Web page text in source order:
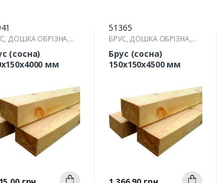
ДОШКА ОБРІЗНА,
(сосна)
мм
Швидкий
51365
БРУС, ДОШКА ОБРІЗНА,
РЕЙКА
Брус (сосна)
150х150х4500 мм
Швидкий
Ціна